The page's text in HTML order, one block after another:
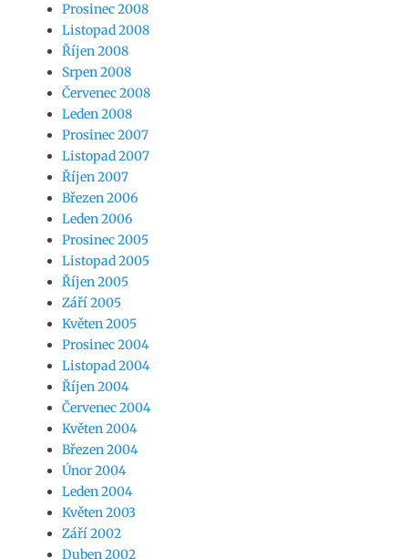
Prosinec 2008
Listopad 2008
Říjen 2008
Srpen 2008
Červenec 2008
Leden 2008
Prosinec 2007
Listopad 2007
Říjen 2007
Březen 2006
Leden 2006
Prosinec 2005
Listopad 2005
Říjen 2005
Září 2005
Květen 2005
Prosinec 2004
Listopad 2004
Říjen 2004
Červenec 2004
Květen 2004
Březen 2004
Únor 2004
Leden 2004
Květen 2003
Září 2002
Duben 2002